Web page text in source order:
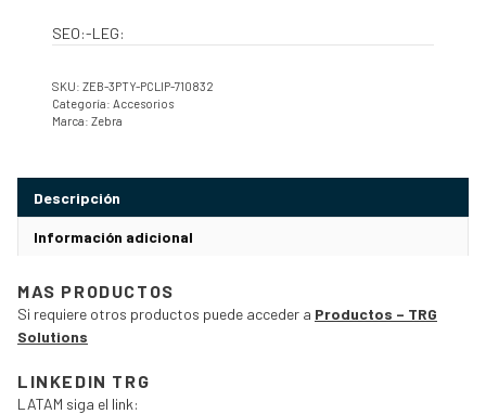
SEO:-LEG:
SKU: ZEB-3PTY-PCLIP-710832
Categoría: Accesorios
Marca: Zebra
Descripción
Información adicional
MAS PRODUCTOS
Si requiere otros productos puede acceder a Productos – TRG
Solutions
LINKEDIN TRG
LATAM siga el link: